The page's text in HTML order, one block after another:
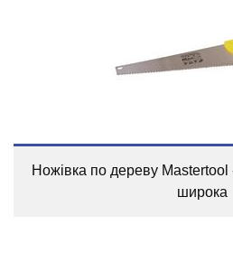
Ножівка по дереву
широка